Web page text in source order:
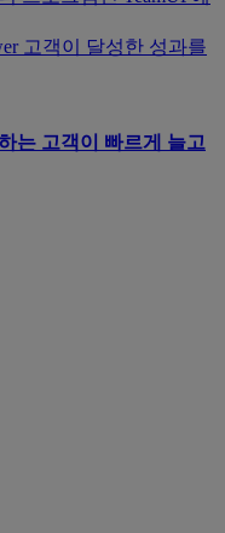
고객이 달성한 성과를
는 고객이 빠르게 늘고